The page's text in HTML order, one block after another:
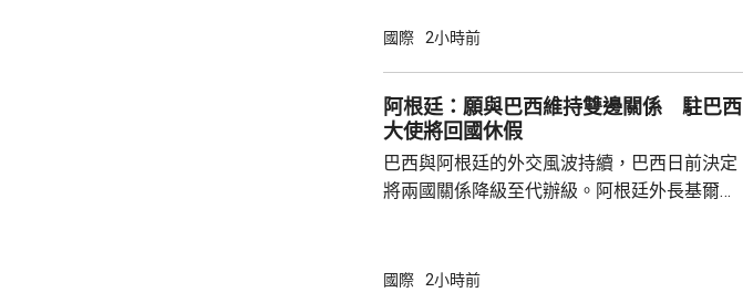
努力的使命，強調將繼續堅持「無核三原
用合法化，從根本上動搖世界和平穩定，可能
令二戰時廣島及長崎經歷原爆的慘劇重演。他
深感憂慮並呼籲各國採取行動，徹底廢除核...
國際 2小時前
阿根廷：願與巴西維持雙邊關係 駐巴西
大使將回國休假
巴西與阿根廷的外交風波持續，巴西日前決定
將兩國關係降級至代辦級。阿根廷外長基爾諾
驅逐的阿根廷大使雷蒙迪近日將回國休假。 阿
國際 2小時前